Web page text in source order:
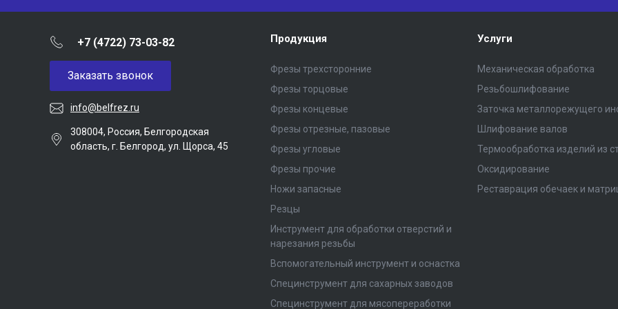
+7 (4722) 73-03-82
Заказать звонок
info@belfrez.ru
308004, Россия, Белгородская
область, г. Белгород, ул. Щорса, 45
Продукция
Фрезы трехсторонние
Фрезы торцовые
Фрезы концевые
Фрезы отрезные, пазовые
Фрезы угловые
Фрезы прочие
Ножи запасные
Резцы
Инструмент для обработки отверстий и
нарезания резьбы
Вспомогательный инструмент и оснастка
Специнструмент для сахарных заводов
Специнструмент для мясопереработки
Услуги
Механическая обработка
Резьбошлифование
Заточка металлорежущего
Шлифование валов
Термообработка изделий из
Оксидирование
Реставрация обечаек и